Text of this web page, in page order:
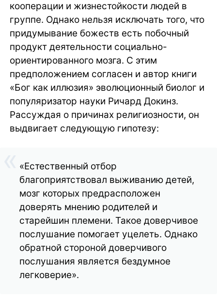
кооперации и жизнестойкости людей в
группе. Однако нельзя исключать того, что
придумывание божеств есть побочный
продукт деятельности социально-
ориентированного мозга. С этим
предположением согласен и автор книги
«Бог как иллюзия» эволюционный биолог и
популяризатор науки Ричард Докинз.
Рассуждая о причинах религиозности, он
выдвигает следующую гипотезу:
«Естественный отбор
благоприятствовал выживанию детей,
мозг которых предрасположен
доверять мнению родителей и
старейшин племени. Такое доверчивое
послушание помогает уцелеть. Однако
обратной стороной доверчивого
послушания является бездумное
легковерие».